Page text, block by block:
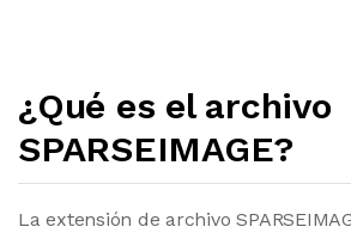
¿Qué es el archivo
SPARSEIMAGE?
La extensión de archivo